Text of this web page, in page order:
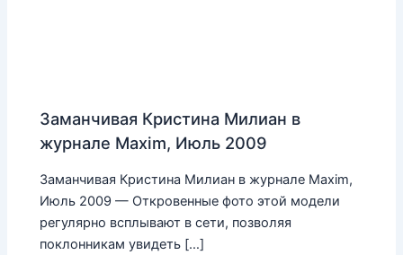
Заманчивая Кристина Милиан в
журнале Maxim, Июль 2009
Заманчивая Кристина Милиан в журнале Maxim,
Июль 2009 — Откровенные фото этой модели
регулярно всплывают в сети, позволяя
поклонникам увидеть […]